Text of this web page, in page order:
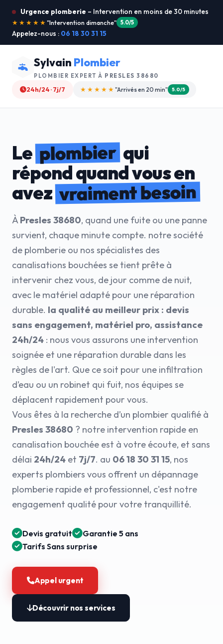
Urgence plomberie – Intervention en moins de 30 minutes
★★★★★"Je recommande !" 4.9/5
Appelez-nous : 06 18 30 31 15
Sylvain Plombier
PLOMBIER EXPERT À PRESLES 38680
24h/24 · 7j/7 ★★★★☆ "Devis gratuit" 4.8/5
Leplombierqui
répond quand vous en
avezvraiment besoin
ÀPresles 38680, quand une fuite ou une panne
survient, chaque minute compte. notre société
de plomberie ou nos spécialistes des
canalisations bouchées se tient prête à
intervenir chez vous, de jour comme de nuit,
avec le matériel adapté pour une réparation
durable. la qualité au meilleur prix : devis
sans engagement, matériel pro, assistance
24h/24 : nous vous assurons une intervention
soignée et une réparation durable dans les
règles de l'art. Que ce soit pour une infiltration
d’eau ou un robinet qui fuit, nos équipes se
déplacent rapidement pour vous.
Vous êtes à la recherche d’un plombier qualifié à
Presles 38680 ? notre intervention rapide en
canalisation bouchée est à votre écoute, et sans
délai 24h/24 et 7j/7. au 06 18 30 31 15, nos
experts plombiers vous offrent un dépannage
plomberie rapide et professionnel, c'est notre
engagement qualité pour votre tranquillité.
Devis gratuit
Garantie 5 ans
Tarifs Sans surprise
Appel urgent
Découvrir nos services